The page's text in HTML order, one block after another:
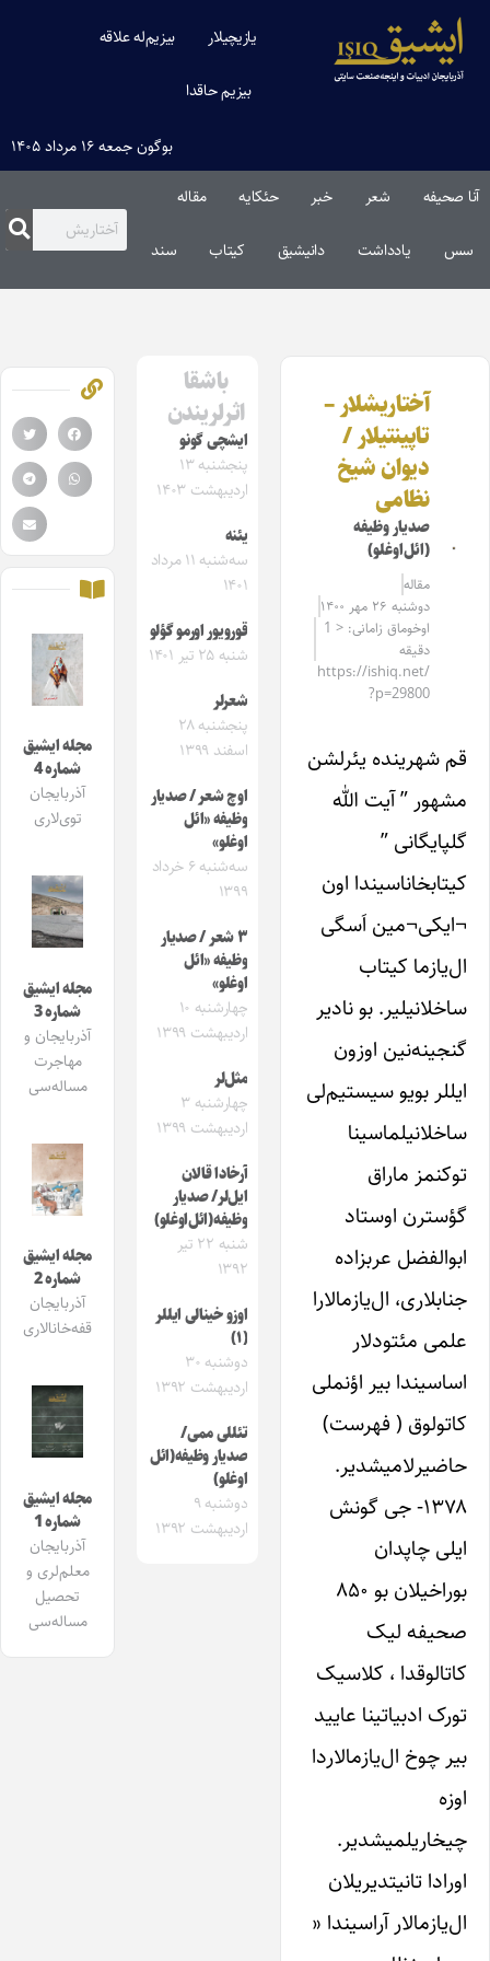
یازیچیلار بیزیم‌له علاقه
بیزیم حاقدا
بوگون جمعه ۱۶ مرداد ۱۴۰۵
آنا صحیفه شعر خبر حئکایه مقاله‌
سس یادداشت دانیشیق کیتاب سند
آختاریشلار –
تاپینتیلار /
دیوان شیخ
نظامی
صدیار وظیفه
(ائل‌اوغلو)
مقاله‌
دوشنبه ۲۶ مهر ۱۴۰۰
اوخوماق زامانی: < 1
دقیقه
https://ishiq.net/
?p=29800
قم شهرینده یئرلشن
مشهور ” آیت الله
گلپایگانی ”
کیتابخاناسیندا اون
¬ایکی¬مین اَسگی
ال‌یازما کیتاب
ساخلانیلیر. بو نادیر
گنجینه‌نین اوزون
ایللر بویو سیستیم‌لی
ساخلانیلماسینا
توکنمز ماراق
گؤسترن اوستاد
ابوالفضل عربزاده
جنابلاری، ال‌یازمالارا
علمی مئتودلار
اساسیندا بیر اؤنملی
کاتولوق ( فهرست)
حاضیرلامیشدیر.
۱۳۷۸- جی گونش
ایلی چاپدان
بوراخیلان بو ۸۵۰
صحیفه لیک
کاتالوقدا ، کلاسیک
تورک ادبیاتینا عایید
بیر چوخ ‌ال‌یازمالاردا
اوزه
چیخاریلمیشدیر.
اورادا تانیتدیریلان
ال‌یازمالار آراسیندا «
باشقا
اثرلریندن
ایشچی گونو
پنجشنبه ۱۳
اردیبهشت ۱۴۰۳
یئنه‌
سه‌شنبه ۱۱ مرداد
۱۴۰۱
قورویور اورمو گؤلو
شنبه ۲۵ تیر ۱۴۰۱
شعرلر
پنجشنبه ۲۸
اسفند ۱۳۹۹
اوچ شعر / صدیار
وظیفه «ائل
اوغلو»
سه‌شنبه ۶ خرداد
۱۳۹۹
۳ شعر / صدیار
وظیفه «ائل
اوغلو»
چهارشنبه ۱۰
اردیبهشت ۱۳۹۹
مثل‌لر
چهارشنبه ۳
اردیبهشت ۱۳۹۹
آرخادا قالان
ایل‌لر/ صدیار
وظیفه(ائل‌اوغلو)
شنبه ۲۲ تیر
۱۳۹۲
اوزو خینالی ایللر
(۱)
دوشنبه ۳۰
اردیبهشت ۱۳۹۲
تئللی ممی/
صدیار وظیفه(ائل
اوغلو)
دوشنبه ۹
اردیبهشت ۱۳۹۲
مجله ایشیق
شماره 4
آذربایجان
توی‌لاری
مجله ایشیق
شماره 3
آذربایجان و
مهاجرت
مساله‌سی
مجله ایشیق
شماره 2
آذربایجان
قفه‌خانالاری
مجله ایشیق
شماره 1
آذربایجان
معلم‌لری و
تحصیل
مساله‌سی